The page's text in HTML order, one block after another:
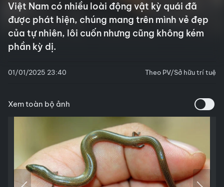
Việt Nam có nhiều loài động vật kỳ quái đã
được phát hiện, chúng mang trên mình vẻ đẹp
của tự nhiên, lôi cuốn nhưng cũng không kém
phần kỳ dị.
01/01/2025 23:40 Theo PV/Sở hữu trí tuệ
Xem toàn bộ ảnh